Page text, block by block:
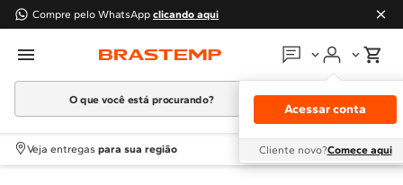
Compre pelo WhatsApp clicando aqui
Em que podemos ajudar?
Acessar conta
Cliente novo?Comece aqui
O que você está procurando?
Termos mais buscados
1º Geladeira
Veja entregas para sua região